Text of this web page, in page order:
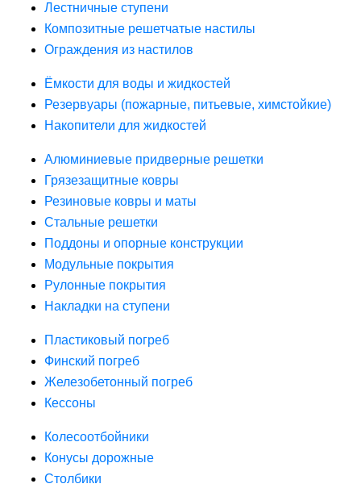
Лестничные ступени
Композитные решетчатые настилы
Ограждения из настилов
Ёмкости для воды и жидкостей
Резервуары (пожарные, питьевые, химстойкие)
Накопители для жидкостей
Алюминиевые придверные решетки
Грязезащитные ковры
Резиновые ковры и маты
Стальные решетки
Поддоны и опорные конструкции
Модульные покрытия
Рулонные покрытия
Накладки на ступени
Пластиковый погреб
Финский погреб
Железобетонный погреб
Кессоны
Колесоотбойники
Конусы дорожные
Столбики